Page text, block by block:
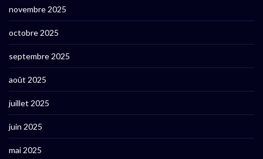
novembre 2025
octobre 2025
septembre 2025
août 2025
juillet 2025
juin 2025
mai 2025